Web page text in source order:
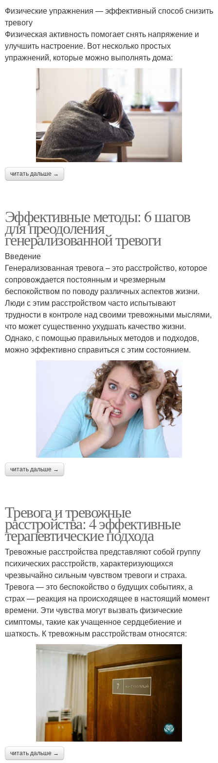
Физические упражнения — эффективный способ снизить
тревогу
Физическая активность помогает снять напряжение и
улучшить настроение. Вот несколько простых
упражнений, которые можно выполнять дома:
читать дальше →
Эффективные методы: 6 шагов
для преодоления
генерализованной тревоги
Введение
Генерализованная тревога – это расстройство, которое
сопровождается постоянным и чрезмерным
беспокойством по поводу различных аспектов жизни.
Люди с этим расстройством часто испытывают
трудности в контроле над своими тревожными мыслями,
что может существенно ухудшать качество жизни.
Однако, с помощью правильных методов и подходов,
можно эффективно справиться с этим состоянием.
читать дальше →
Тревога и тревожные
расстройства: 4 эффективные
терапевтические подхода
Тревожные расстройства представляют собой группу
психических расстройств, характеризующихся
чрезвычайно сильным чувством тревоги и страха.
Тревога — это беспокойство о будущих событиях, а
страх — реакция на происходящее в настоящий момент
времени. Эти чувства могут вызвать физические
симптомы, такие как учащенное сердцебиение и
шаткость. К тревожным расстройствам относятся:
читать дальше →